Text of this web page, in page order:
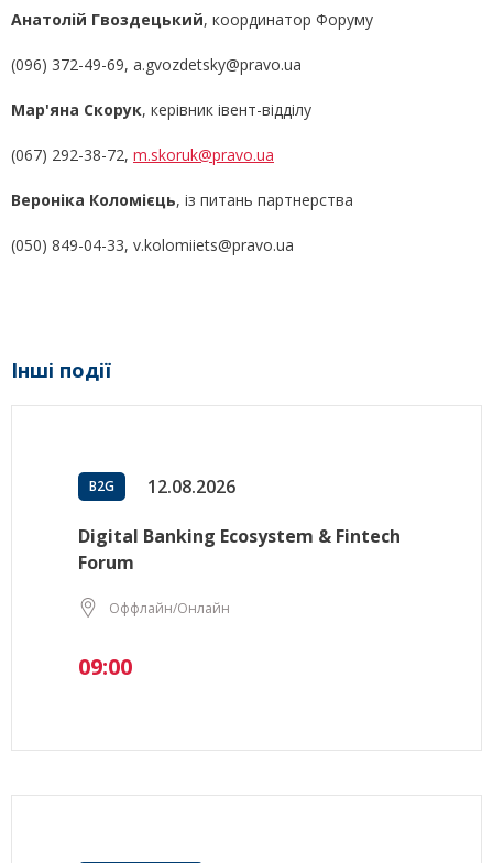
Анатолій Гвоздецький, координатор Форуму
(096) 372-49-69, a.gvozdetsky@pravo.ua
Мар'яна Скорук, керівник івент-відділу
(067) 292-38-72, m.skoruk@pravo.ua
Вероніка Коломієць, із питань партнерства
(050) 849-04-33, v.kolomiiets@pravo.ua
Інші події
B2G 12.08.2026
Digital Banking Ecosystem & Fintech
Forum
Оффлайн/Онлайн
09:00